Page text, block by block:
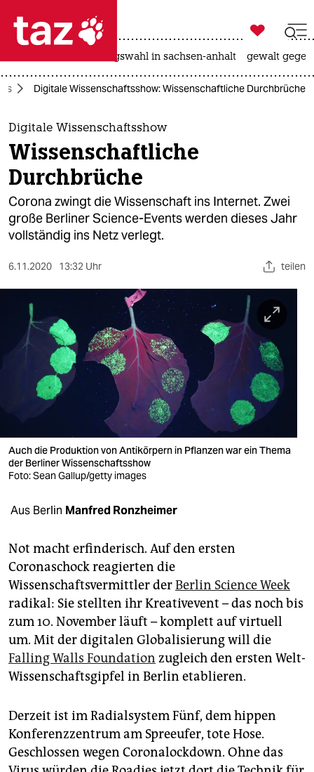
 taz zahl ich
taz zahl ich
themen
politik
öko
gesellschaft
sport
berlin
nord
wahrheit
verlag
verlag
veranstaltungen
unterstützen
abo
genossenschaft
epaper login

taz zahl ich
landtagswahl in sachsen-anhalt gewalt
Digitale Wissenschaftsshow: Wissenschaftliche Durchbrüche
Digitale Wissenschaftsshow
Wissenschaftliche
Durchbrüche
Corona zwingt die Wissenschaft ins Internet. Zwei
große Berliner Science-Events werden dieses Jahr
vollständig ins Netz verlegt.
6.11.2020 13:32 Uhr teilen
Auch die Produktion von Antikörpern in Pflanzen war ein Thema
der Berliner Wissenschaftsshow
Foto: Sean Gallup/getty images
Aus Berlin Manfred Ronzheimer
Not macht erfinderisch. Auf den ersten
Coronaschock reagierten die
Wissenschaftsvermittler derBerlin Science Week
radikal: Sie stellten ihr Kreativevent – das noch bis
zum 10. November läuft – komplett auf virtuell
um. Mit der digitalen Globalisierung will die
Falling Walls Foundation zugleich den ersten Welt-
Wissenschaftsgipfel in Berlin etablieren.
Derzeit ist im Radialsystem Fünf, dem hippen
Konferenzzentrum am Spreeufer, tote Hose.
Geschlossen wegen Coronalockdown. Ohne das